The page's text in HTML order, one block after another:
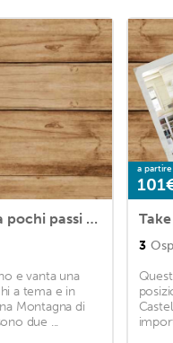
Appartamento in Piancavallo a pochi passi dagli impianti sportivi
e vanta una
a tema e in
Montagna di
due ...
a partire
3